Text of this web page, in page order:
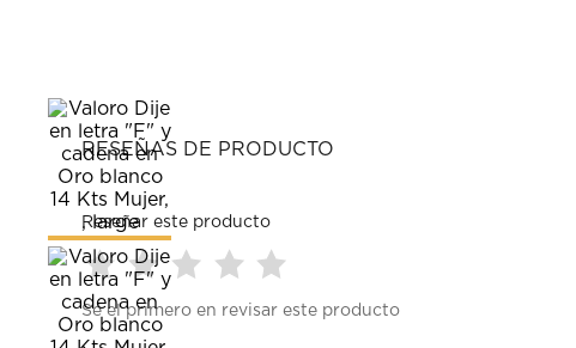
RESEÑAS DE PRODUCTO
Reseñar este producto
Seleccionar
para
calificar
Seleccionar
para
calificar
Seleccionar
paraparapara
Sé el primero en revisar este producto